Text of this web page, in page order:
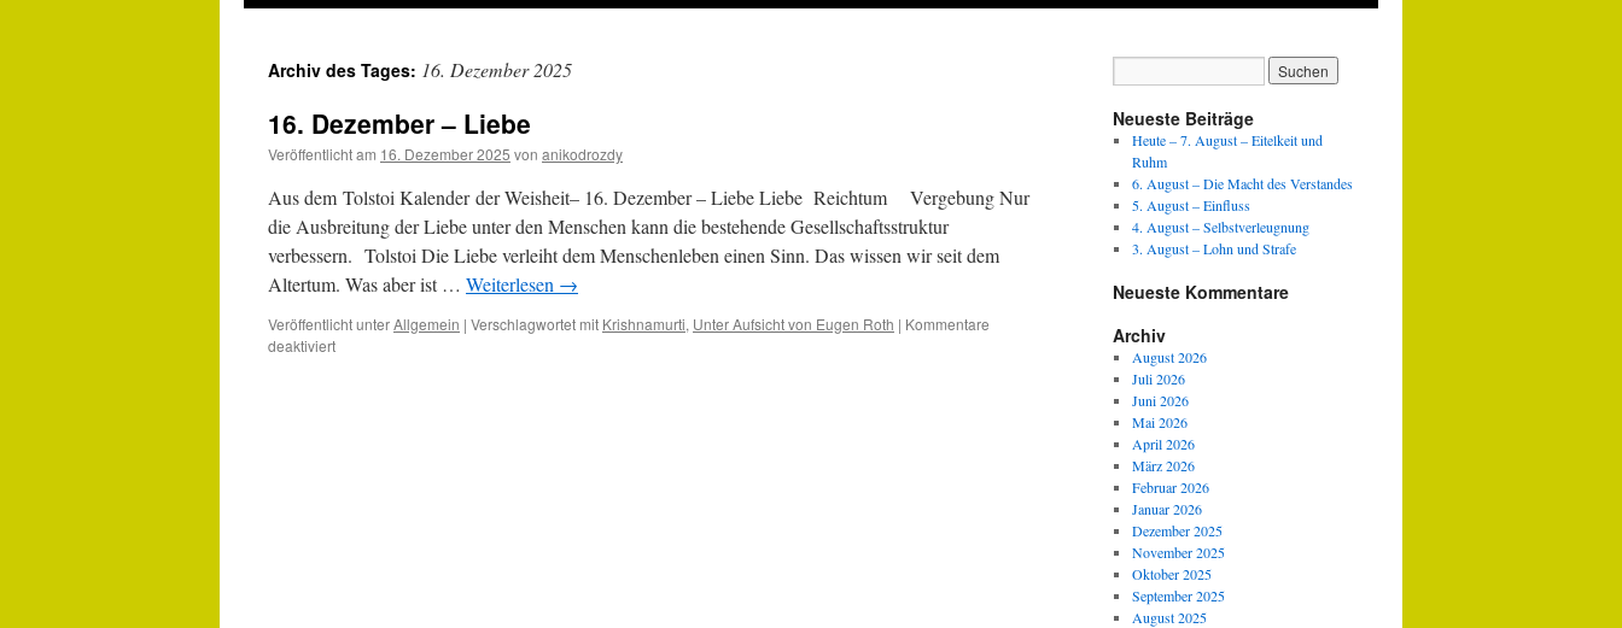
Archiv des Tages: 16. Dezember 2025
16. Dezember – Liebe
Veröffentlicht am 16. Dezember 2025 von anikodrozdy
Aus dem Tolstoi Kalender der Weisheit– 16. Dezember – Liebe Liebe Reichtum Vergebung Nur
die Ausbreitung der Liebe unter den Menschen kann die bestehende Gesellschaftsstruktur
verbessern. Tolstoi Die Liebe verleiht dem Menschenleben einen Sinn. Das wissen wir seit dem
Altertum. Was aber ist … Weiterlesen →
Veröffentlicht unterAllgemein | Verschlagwortet mit Krishnamurti, Unter Aufsicht von Eugen Roth | Kommentare
deaktiviertfür
Neueste Beiträge
Heute – 7. August – Eitelkeit und
Ruhm
6. August – Die Macht des Verstandes
5. August – Einfluss
4. August – Selbstverleugnung
3. August – Lohn und Strafe
Neueste Kommentare
Archiv
August 2026
Juli 2026
Juni 2026
Mai 2026
April 2026
März 2026
Februar 2026
Januar 2026
Dezember 2025
November 2025
Oktober 2025
September 2025
August 2025